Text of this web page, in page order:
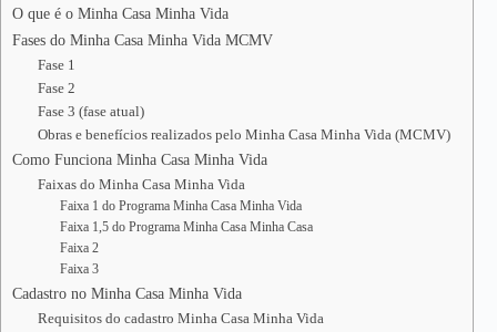
O que é o Minha Casa Minha Vida
Fases do Minha Casa Minha Vida MCMV
Fase 1
Fase 2
Fase 3 (fase atual)
Obras e benefícios realizados pelo Minha Casa Minha Vida (MCMV)
Como Funciona Minha Casa Minha Vida
Faixas do Minha Casa Minha Vida
Faixa 1 do Programa Minha Casa Minha Vida
Faixa 1,5 do Programa Minha Casa Minha Casa
Faixa 2
Faixa 3
Cadastro no Minha Casa Minha Vida
Requisitos do cadastro Minha Casa Minha Vida